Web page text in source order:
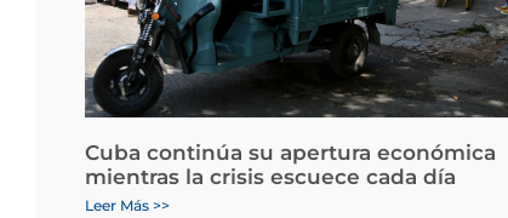
Cuba continúa su apertura económica
mientras la crisis escuece cada día
Leer Más >>